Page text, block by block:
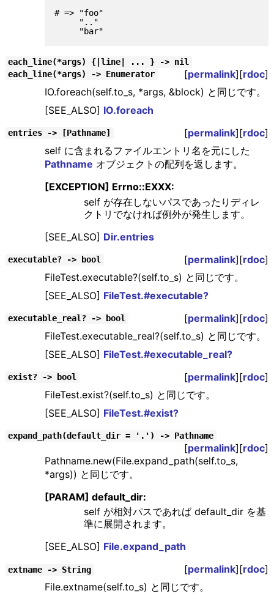
# => "foo"
     ".."
each_line(*args) {|line| ... } -> nil
[permalink][rdoc]
each_line(*args) -> Enumerator
IO.foreach(self.to_s, *args, &block) と同じです。
[SEE_ALSO] IO.foreach
entries -> [Pathname] [permalink][rdoc]
self に含まれるファイルエントリ名を元にした
Pathname オブジェクトの配列を返します。
[EXCEPTION] Errno::EXXX:
self が存在しないパスであったりディレ
クトリでなければ例外が発生します。
[SEE_ALSO] Dir.entries
executable? -> bool [permalink][rdoc]
FileTest.executable?(self.to_s) と同じです。
[SEE_ALSO] FileTest.#executable?
executable_real? -> bool [permalink][rdoc]
FileTest.executable_real?(self.to_s) と同じです。
[SEE_ALSO] FileTest.#executable_real?
exist? -> bool [permalink][rdoc]
FileTest.exist?(self.to_s) と同じです。
[SEE_ALSO] FileTest.#exist?
expand_path(default_dir = '.') -> Pathname
[permalink][rdoc]
Pathname.new(File.expand_path(self.to_s,
*args)) と同じです。
[PARAM] default_dir:
self が相対パスであれば default_dir を基
準に展開されます。
[SEE_ALSO] File.expand_path
extname -> String [permalink][rdoc]
File.extname(self.to_s) と同じです。